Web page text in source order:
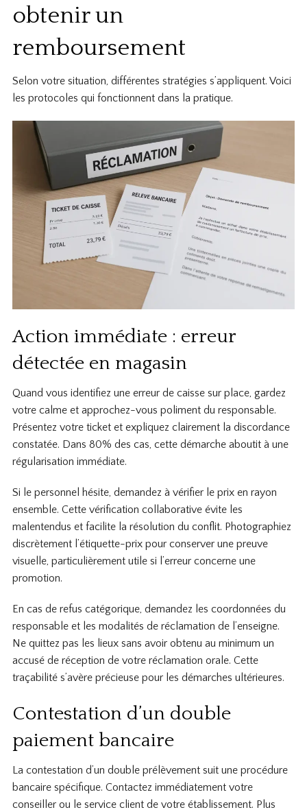
obtenir un
remboursement
Selon votre situation, différentes stratégies s’appliquent. Voici
les protocoles qui fonctionnent dans la pratique.
Action immédiate : erreur
détectée en magasin
Quand vous identifiez une erreur de caisse sur place, gardez
votre calme et approchez-vous poliment du responsable.
Présentez votre ticket et expliquez clairement la discordance
constatée. Dans 80% des cas, cette démarche aboutit à une
régularisation immédiate.
Si le personnel hésite, demandez à vérifier le prix en rayon
ensemble. Cette vérification collaborative évite les
malentendus et facilite la résolution du conflit. Photographiez
discrètement l’étiquette-prix pour conserver une preuve
visuelle, particulièrement utile si l’erreur concerne une
promotion.
En cas de refus catégorique, demandez les coordonnées du
responsable et les modalités de réclamation de l’enseigne.
Ne quittez pas les lieux sans avoir obtenu au minimum un
accusé de réception de votre réclamation orale. Cette
traçabilité s’avère précieuse pour les démarches ultérieures.
Contestation d’un double
paiement bancaire
La contestation d’un double prélèvement suit une procédure
bancaire spécifique. Contactez immédiatement votre
conseiller ou le service client de votre établissement. Plus